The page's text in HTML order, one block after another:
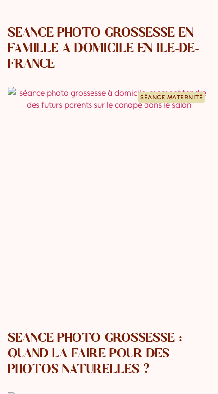
SÉANCE PHOTO GROSSESSE EN
FAMILLE À DOMICILE EN ÎLE-DE-
FRANCE
SÉANCE MATERNITÉ
SÉANCE PHOTO GROSSESSE :
QUAND LA FAIRE POUR DES
PHOTOS NATURELLES ?